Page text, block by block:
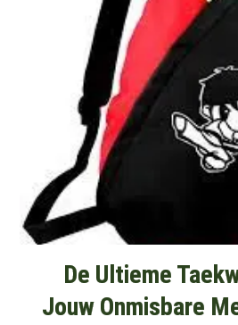
De Ultieme
Jouw Onmisbare